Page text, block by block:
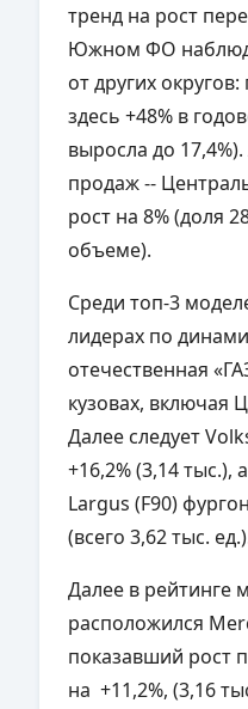
тренд на рост
Южном ФО
от других
здесь +48% в
выросла до
продаж --
рост на 8% (доля
объеме).
Среди топ-3
лидерах по
отечественная
кузовах, включая
Далее следует
+16,2% (3,14 тыс.),
Largus (F90)
(всего 3,62 тыс.
Далее в рейтинге
расположился
показавший рост
на +11,2%, (3,16